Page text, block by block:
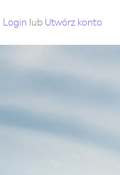
Login lub Utwórz konto